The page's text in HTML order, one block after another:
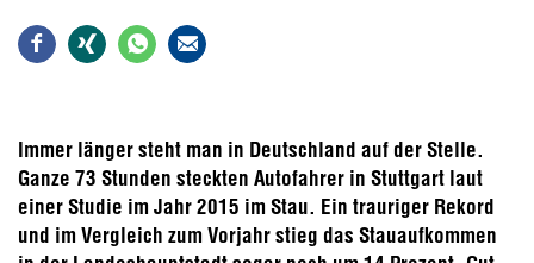
Immer länger steht man in Deutschland auf der Stelle.
Ganze 73 Stunden steckten Autofahrer in Stuttgart laut
einer Studie im Jahr 2015 im Stau. Ein trauriger Rekord
und im Vergleich zum Vorjahr stieg das Stauaufkommen